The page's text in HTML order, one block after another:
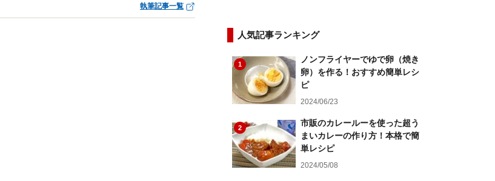
執筆記事一覧
人気記事ランキング
1
ノンフライヤーでゆで卵（焼き
卵）を作る！おすすめ簡単レシ
ピ
2024/06/23
2
市販のカレールーを使った超う
まいカレーの作り方！本格で簡
単レシピ
2024/05/08